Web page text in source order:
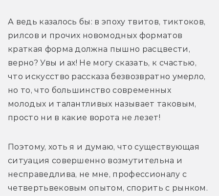
А ведь казалось бы: в эпоху твитов, тиктоков,
рилсов и прочих новомодных форматов
краткая форма должна пышно расцвести,
верно? Увы и ах! Не могу сказать, к счастью,
что искусство рассказа безвозвратно умерло,
но то, что большинство современных
молодых и талантливых называет таковым,
просто ни в какие ворота не лезет!
Поэтому, хоть я и думаю, что существующая
ситуация совершенно возмутительна и
несправедлива, не мне, профессионалу с
четвертьвековым опытом, спорить с рынком.